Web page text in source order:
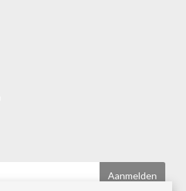
Aanmelden